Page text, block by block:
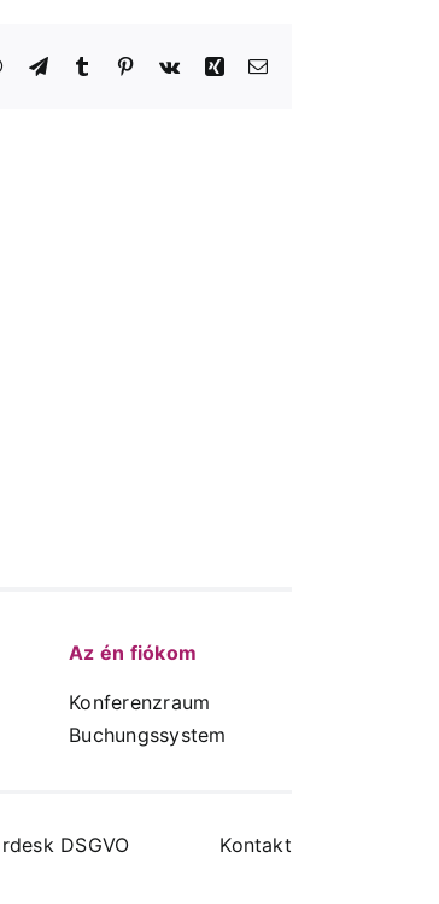
WhatsApp
TelegramTumblr Pinterest
Vk Xing Email
Az én fiókom
Konferenzraum
Buchungssystem
DSGVO Kontakt